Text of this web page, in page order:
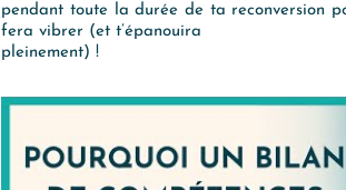
pendant toute la durée de ta reconversion
fera vibrer (et t’épanouira
pleinement) !